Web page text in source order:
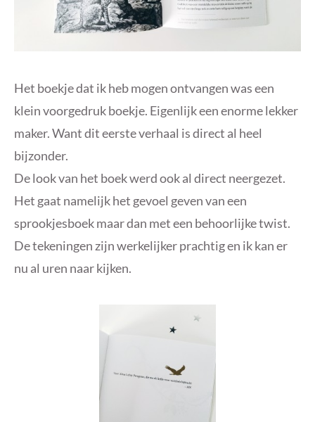
Het boekje dat ik heb mogen ontvangen was een
klein voorgedruk boekje. Eigenlijk een enorme lekker
maker. Want dit eerste verhaal is direct al heel
bijzonder.
De look van het boek werd ook al direct neergezet.
Het gaat namelijk het gevoel geven van een
sprookjesboek maar dan met een behoorlijke twist.
De tekeningen zijn werkelijker prachtig en ik kan er
nu al uren naar kijken.